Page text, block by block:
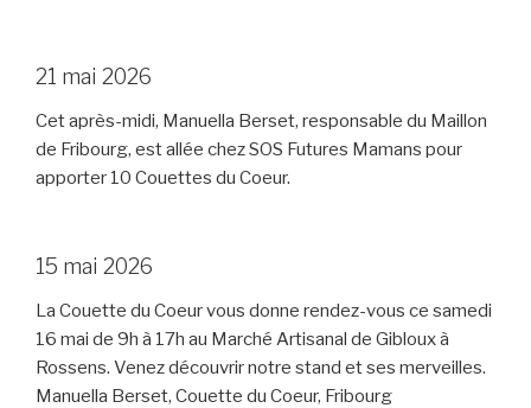
21 mai 2026
Cet après-midi, Manuella Berset, responsable du Maillon
de Fribourg, est allée chez SOS Futures Mamans pour
apporter 10 Couettes du Coeur.
15 mai 2026
La Couette du Coeur vous donne rendez-vous ce samedi
16 mai de 9h à 17h au Marché Artisanal de Gibloux à
Rossens. Venez découvrir notre stand et ses merveilles.
Manuella Berset, Couette du Coeur, Fribourg